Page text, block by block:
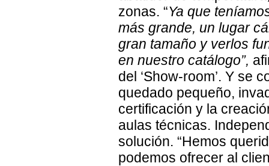
zonas. “Ya que
más grande, un lugar
gran tamaño y verlos
en nuestro catálogo”,
del ‘Show-room’. Y se
quedado pequeño,
certificación y la
aulas técnicas.
solución. “Hemos
podemos ofrecer al